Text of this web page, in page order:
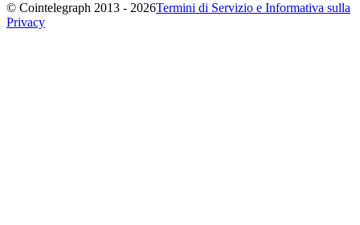
© Cointelegraph 2013 - 2026Termini di Servizio e Informativa sulla
Privacy